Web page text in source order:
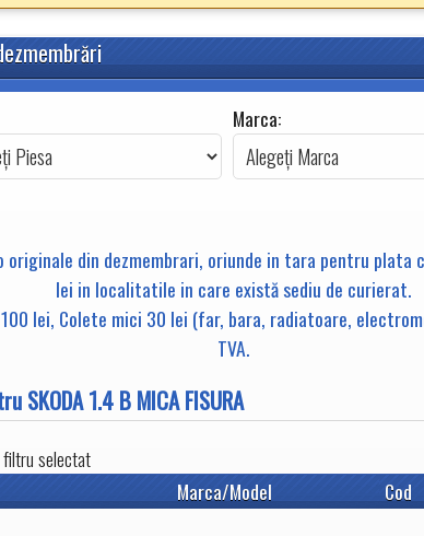
Marca:
din dezmembrari, oriunde in tara pentru plata
lei in localitatile in care există sediu de curierat.
lei, Colete mici 30 lei (far, bara, radiatoare,
TVA.
SKODA 1.4 B MICA FISURA
filtru selectat
Marca/Model Cod